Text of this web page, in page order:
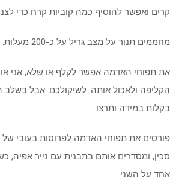
קרים ואפשר להוסיף כמה קוביות קרח כדי
מחממים תנור על מצב גריל על כ-200 מעלות.
את תפוחי האדמה אפשר לקלף או שלא, אני
הקליפה ולאכול אותה. לשיקולכם. אבל
בקלות במידה ותרצו.
פורסים את תפוחי האדמה לפרוסות בעובי
סכין, ומסדרים אותם בתבנית עם נייר אפיה,
אחד על השני.